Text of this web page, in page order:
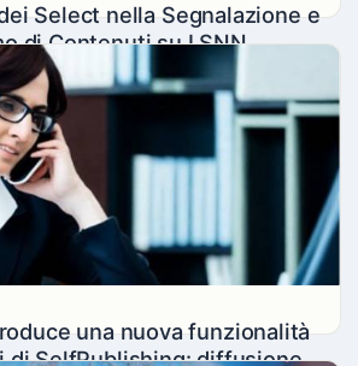
Select nella Segnalazione e
di Contenuti su LSNN
su LSNN, a cosa servono i Select
Network Insights 31 Oct 2023
una nuova funzionalità
di SelfPublishing: diffusione